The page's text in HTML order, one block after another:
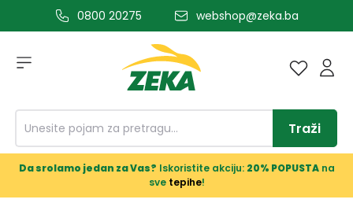
glavni sadržaj0800 20275 webshop@zeka.ba
Traži
Da srolamo jedan za Vas? Iskoristite akciju: 20% POPUSTAna
sve tepihe!